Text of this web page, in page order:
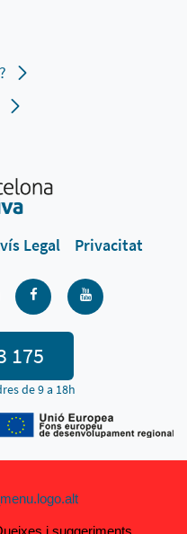
Legal Privacitat
175
de 9 a 18h